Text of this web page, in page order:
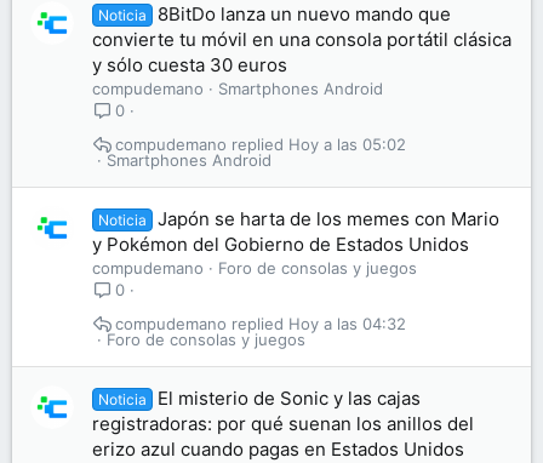
Noticia
8BitDo lanza un nuevo mando que
convierte tu móvil en una consola portátil clásica
y sólo cuesta 30 euros
compudemano
Smartphones Android
0
Smartphones Android
Hoy a las 05:02
compudemano
Noticia
Japón se harta de los memes con Mario
y Pokémon del Gobierno de Estados Unidos
compudemano
Foro de consolas y juegos
0
Foro de consolas y juegos
Hoy a las 04:32
compudemano
Noticia
El misterio de Sonic y las cajas
registradoras: por qué suenan los anillos del
erizo azul cuando pagas en Estados Unidos